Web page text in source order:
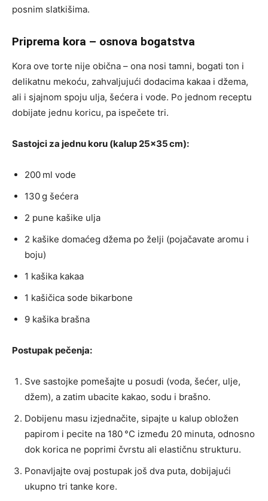
posnim slatkišima.
Priprema kora – osnova bogatstva
Kora ove torte nije obična – ona nosi tamni, bogati ton i
delikatnu mekoću, zahvaljujući dodacima kakaa i džema,
ali i sjajnom spoju ulja, šećera i vode. Po jednom receptu
dobijate jednu koricu, pa ispečete tri.
Sastojci za jednu koru (kalup 25×35 cm):
200 ml vode
130 g šećera
2 pune kašike ulja
2 kašike domaćeg džema po želji (pojačavate aromu i
boju)
1 kašika kakaa
1 kašičica sode bikarbone
9 kašika brašna
Postupak pečenja:
Sve sastojke pomešajte u posudi (voda, šećer, ulje,
džem), a zatim ubacite kakao, sodu i brašno.
Dobijenu masu izjednačite, sipajte u kalup obložen
papirom i pecite na 180 °C između 20 minuta, odnosno
dok korica ne poprimi čvrstu ali elastičnu strukturu.
Ponavljajte ovaj postupak još dva puta, dobijajući
ukupno tri tanke kore.